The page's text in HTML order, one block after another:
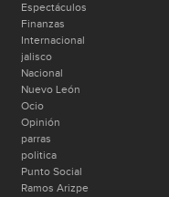
Espectáculos
Finanzas
Internacional
jalisco
Nacional
Nuevo León
Ocio
Opinión
parras
politica
Punto Social
Ramos Arizpe